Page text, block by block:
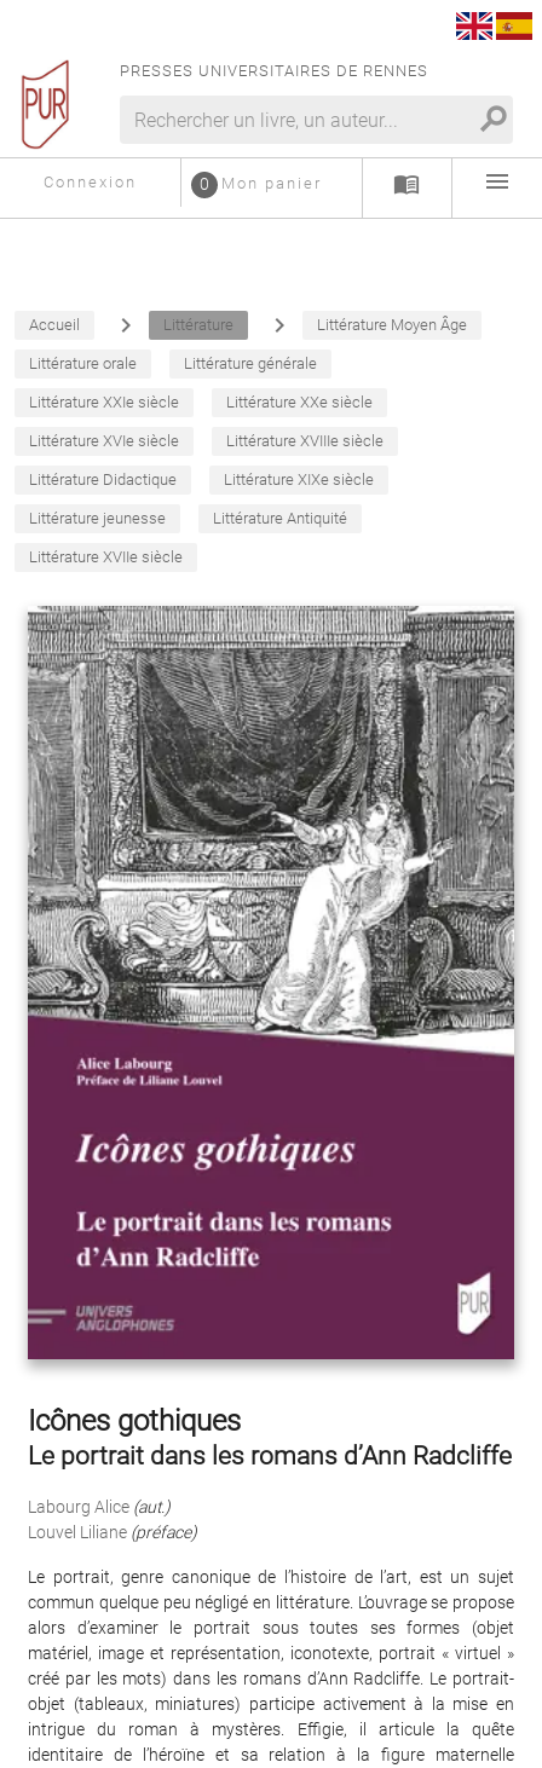
PRESSES UNIVERSITAIRES DE RENNES
search
Connexion Mon panier
0 menu_book menu
Accueil navigate_next Littérature navigate_next Littérature Moyen Âge
Littérature orale Littérature générale
Littérature XXIe siècle Littérature XXe siècle
Littérature XVIe siècle Littérature XVIIIe siècle
Littérature Didactique Littérature XIXe siècle
Littérature jeunesse Littérature Antiquité
Littérature XVIIe siècle
Icônes gothiques
Le portrait dans les romans d’Ann Radcliffe
Labourg Alice (aut.)
Louvel Liliane (préface)
Le portrait, genre canonique de l’histoire de l’art, est un sujet
commun quelque peu négligé en littérature. L’ouvrage se propose
alors d’examiner le portrait sous toutes ses formes (objet
matériel, image et représentation, iconotexte, portrait « virtuel »
créé par les mots) dans les romans d’Ann Radcliffe. Le portrait-
objet (tableaux, miniatures) participe activement à la mise en
intrigue du roman à mystères. Effigie, il articule la quête
identitaire de l’héroïne et sa relation à la figure maternelle